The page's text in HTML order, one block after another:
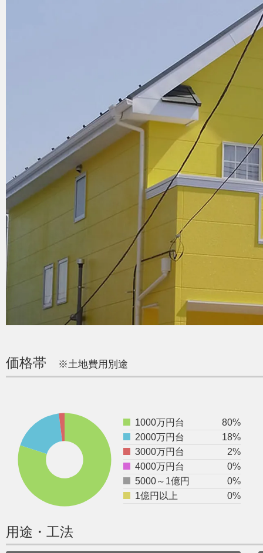
価格帯 ※土地費用別途
1000万円台
80%
2000万円台
18%
3000万円台
2%
4000万円台
0%
5000～1億円
0%
1億円以上
0%
用途・工法